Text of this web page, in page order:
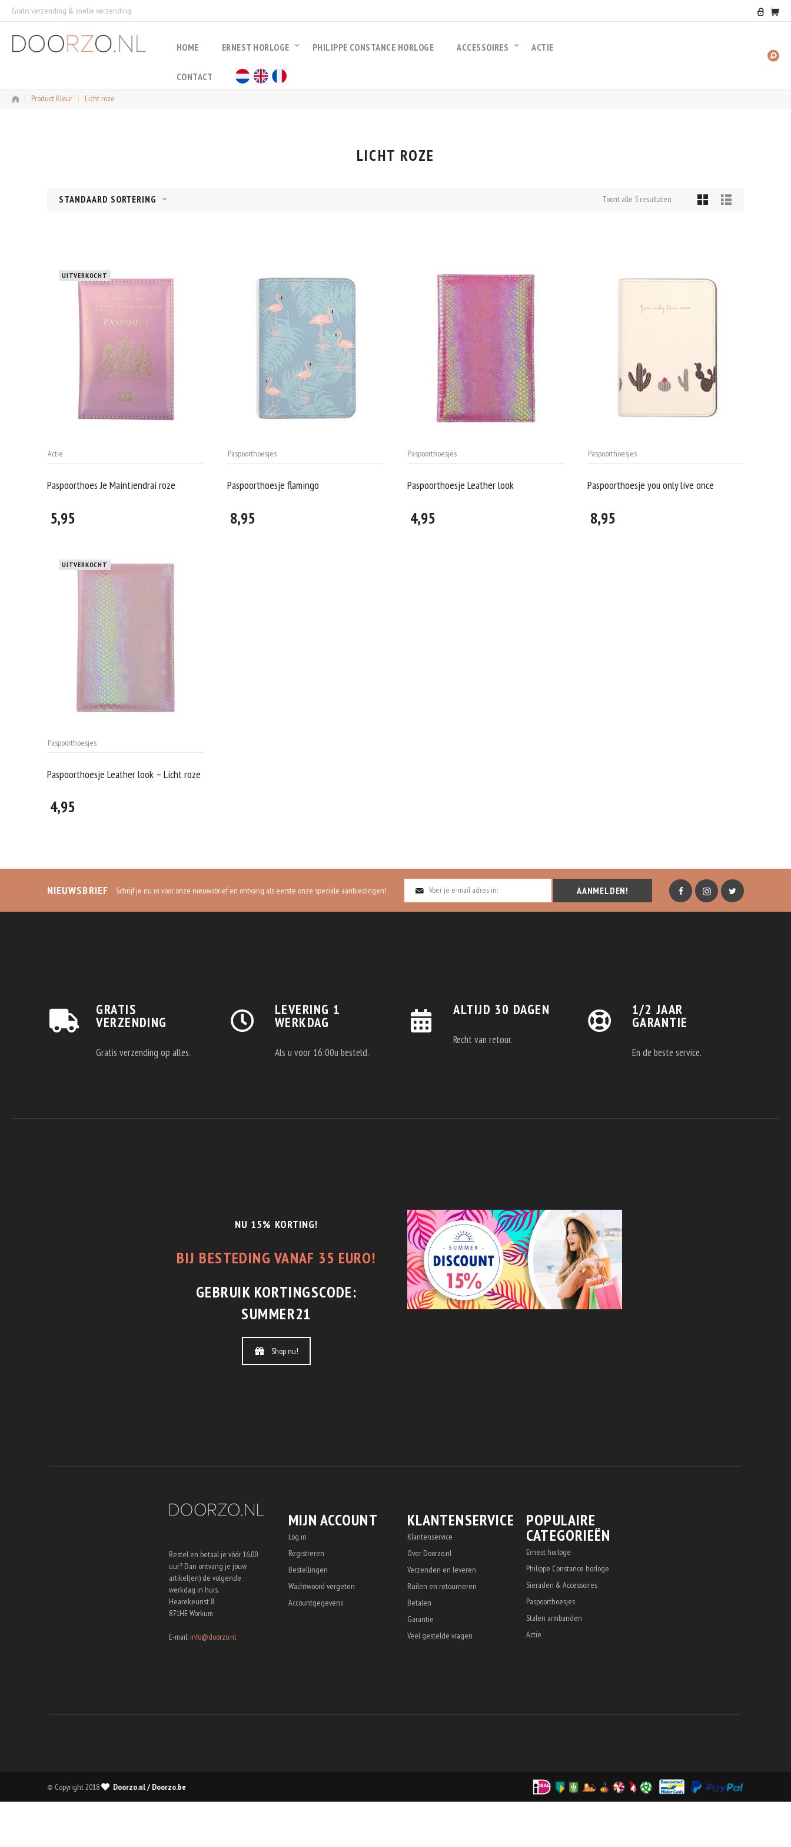
Skip
to
content
Gratis verzending & snelle verzending
HOME ERNEST HORLOGE PHILIPPE CONSTANCE HORLOGE ACCESSOIRES ACTIE
CONTACT
| Product Kleur | Licht roze
LICHT ROZE
Toont alle 5 resultaten
STANDAARD SORTERING
UITVERKOCHT
Actie
Paspoorthoes Je Maintiendrai roze
5,95
Paspoorthoesjes
Paspoorthoesje flamingo
8,95
Paspoorthoesjes
Paspoorthoesje Leather look
4,95
Paspoorthoesjes
Paspoorthoesje you only live once
8,95
UITVERKOCHT
Paspoorthoesjes
Paspoorthoesje Leather look – Licht roze
4,95
NIEUWSBRIEF Schrijf je nu in voor onze nieuwsbrief en ontvang als eerste onze speciale aanbiedingen! AANMELDEN!
GRATIS
VERZENDING
Gratis verzending op alles.
LEVERING 1
WERKDAG
Als u voor 16:00u besteld.
ALTIJD 30 DAGEN
Recht van retour.
1/2 JAAR
GARANTIE
En de beste service.
NU 15% KORTING!
BIJ BESTEDING VANAF 35 EURO!
GEBRUIK KORTINGSCODE:
SUMMER21
Shop nu!
Bestel en betaal je vóór 16.00
uur? Dan ontvang je jouw
artikel(en) de volgende
werkdag in huis.
Hearekeunst 8
871HE Workum
E-mail: info@doorzo.nl
MIJN ACCOUNT
Log in
Registreren
Bestellingen
Wachtwoord vergeten
Accountgegevens
KLANTENSERVICE
Klantenservice
Over Doorzo.nl
Verzenden en leveren
Ruilen en retourneren
Betalen
Garantie
Veel gestelde vragen
POPULAIRE
CATEGORIEËN
Ernest horloge
Philippe Constance horloge
Sieraden & Accessoires
Paspoorthoesjes
Stalen armbanden
Actie
© Copyright 2018 Doorzo.nl / Doorzo.be